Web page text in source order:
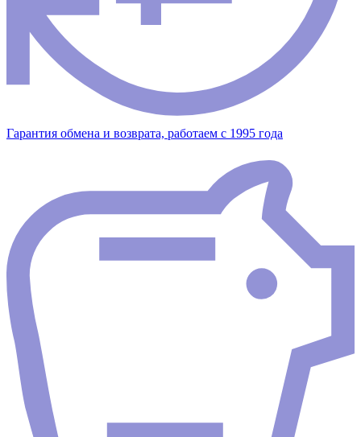
Гарантия обмена и возврата, работаем с 1995 года